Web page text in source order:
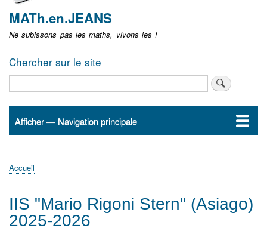
MATh.en.JEANS
Ne subissons pas les maths, vivons les !
Chercher sur le site
Navigation
Afficher — Navigation principale
Accueil
ActualitésMATh.en.JEANS ?
Régions et Ateliers
Créer, gérer un atelier
Sujets/Publications
Congrès
d'Ariane
Accueil
IIS "Mario Rigoni Stern" (Asiago)
2025-2026